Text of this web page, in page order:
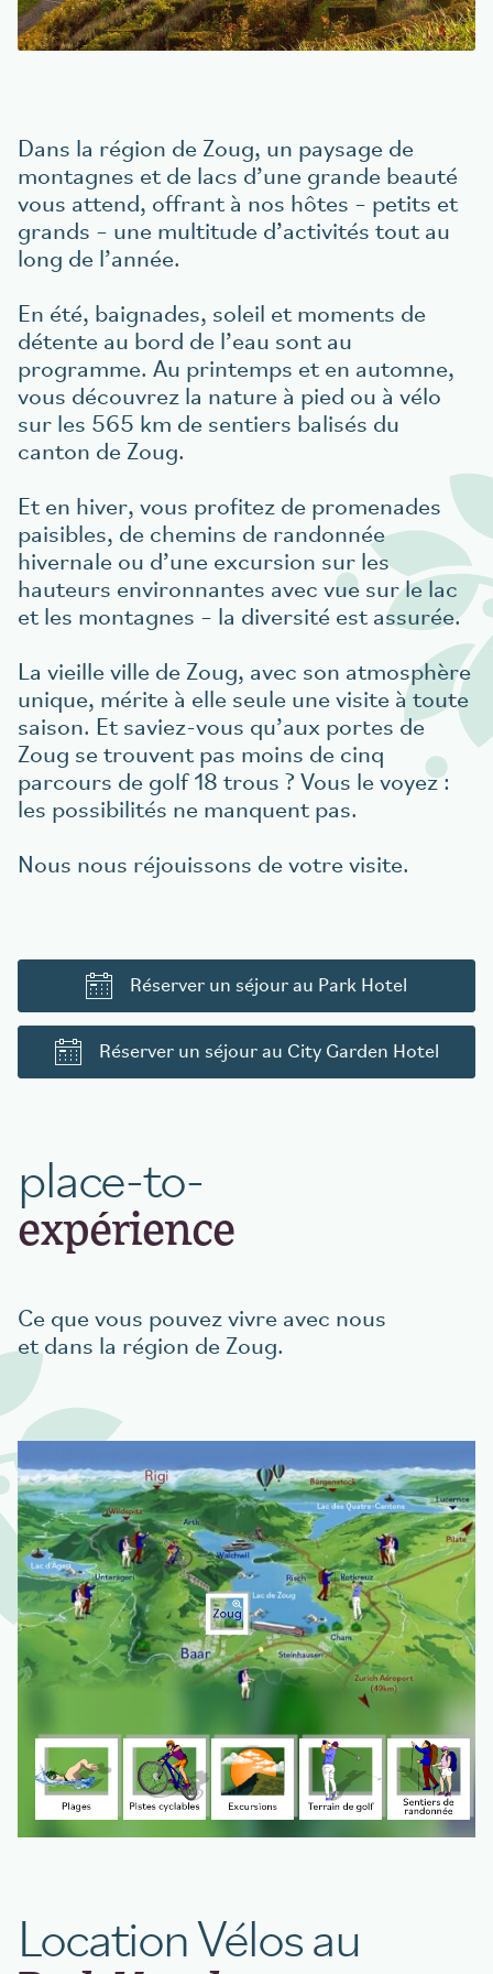
aigu Restaurant
Dans la région de Zoug, un paysage de
montagnes et de lacs d’une grande beauté
vous attend, offrant à nos hôtes – petits et
grands – une multitude d’activités tout au
long de l’année.
En été, baignades, soleil et moments de
détente au bord de l’eau sont au
programme. Au printemps et en automne,
vous découvrez la nature à pied ou à vélo
sur les 565 km de sentiers balisés du
canton de Zoug.
Et en hiver, vous profitez de promenades
paisibles, de chemins de randonnée
hivernale ou d’une excursion sur les
hauteurs environnantes avec vue sur le lac
et les montagnes – la diversité est assurée.
La vieille ville de Zoug, avec son atmosphère
unique, mérite à elle seule une visite à toute
saison. Et saviez-vous qu’aux portes de
Zoug se trouvent pas moins de cinq
parcours de golf 18 trous ? Vous le voyez :
les possibilités ne manquent pas.
Nous nous réjouissons de votre visite.
Réserver un séjour au Park Hotel
Réserver un séjour au City Garden Hotel
place-to-
expérience
Ce que vous pouvez vivre avec nous
et dans la région de Zoug.
Location Vélos au